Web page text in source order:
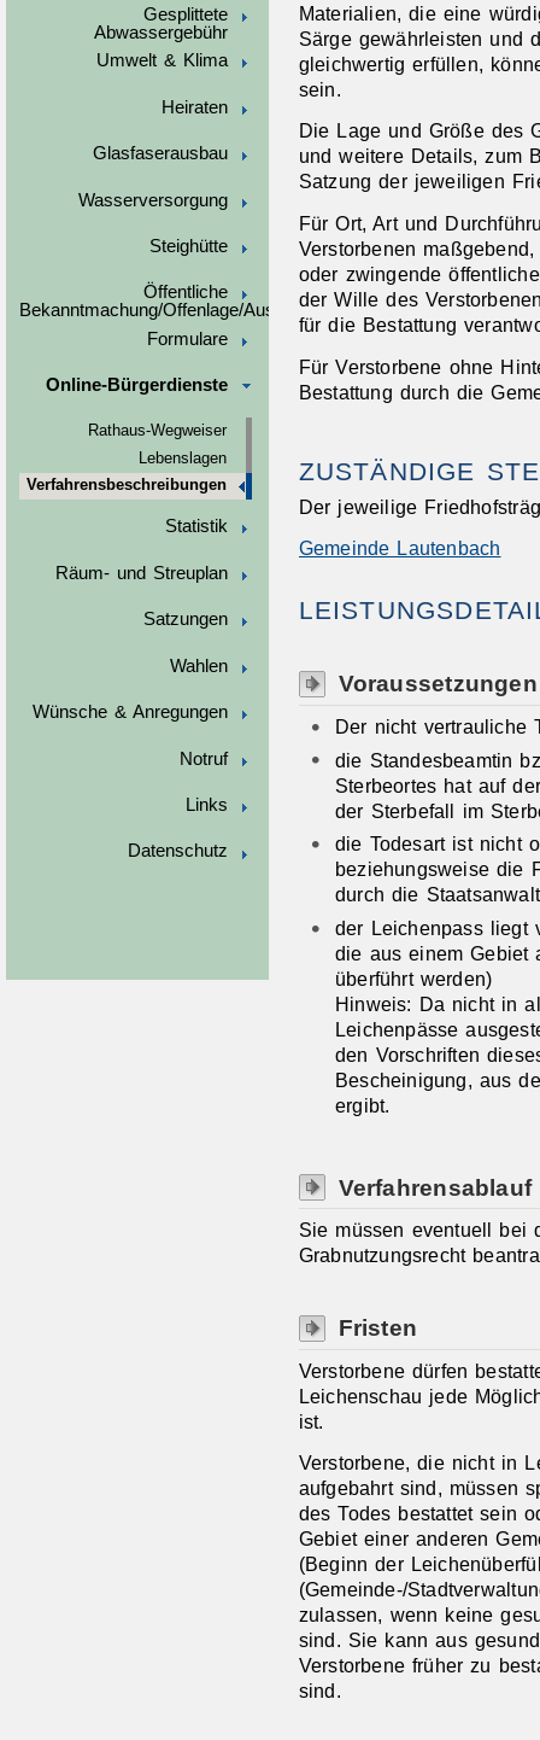
Gesplittete
Abwassergebühr
Umwelt & Klima
Heiraten
Glasfaserausbau
Wasserversorgung
Steighütte
Öffentliche
Bekanntmachung/Offenlage/Ausschreibungen
Formulare
Online-Bürgerdienste
Rathaus-Wegweiser
Lebenslagen
Verfahrensbeschreibungen
Statistik
Räum- und Streuplan
Satzungen
Wahlen
Wünsche & Anregungen
Notruf
Links
Datenschutz
Materialien, die eine
Särge gewährleisten und
gleichwertig erfüllen,
sein.
Die Lage und Größe des
und weitere Details, zum
Satzung der jeweiligen
Für Ort, Art und
Verstorbenen
oder zwingende
der Wille des
für die Bestattung
Für Verstorbene ohne
Bestattung durch die
ZUSTÄNDIGE
Der jeweilige
Gemeinde Lautenbach
Voraussetzungen
Der nicht vertrauliche
die Standesbeamtin
Sterbeortes hat auf
der Sterbefall im
die Todesart ist nicht
beziehungsweise die
durch die
der Leichenpass liegt
die aus einem Gebiet
überführt werden)
Hinweis: Da nicht in
Leichenpässe
den Vorschriften
Bescheinigung, aus
ergibt.
Verfahrensablauf
Sie müssen eventuell bei
Grabnutzungsrecht
Fristen
Verstorbene dürfen
Leichenschau jede
ist.
Verstorbene, die nicht in
aufgebahrt sind, müssen
des Todes bestattet sein
Gebiet einer anderen
(Beginn der
(Gemeinde-/
zulassen, wenn keine
sind. Sie kann aus
Verstorbene früher zu
sind.